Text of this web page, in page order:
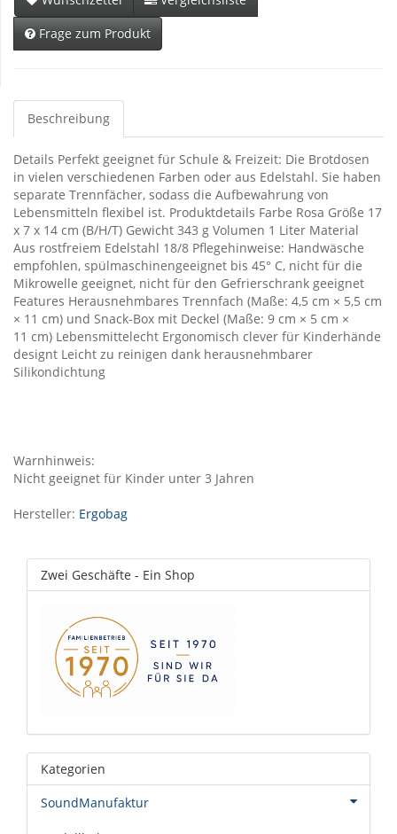
Frage zum Produkt
Beschreibung
Details Perfekt geeignet für Schule & Freizeit: Die Brotdosen
in vielen verschiedenen Farben oder aus Edelstahl. Sie haben
separate Trennfächer, sodass die Aufbewahrung von
Lebensmitteln flexibel ist. Produktdetails Farbe Rosa Größe 17
x 7 x 14 cm (B/H/T) Gewicht 343 g Volumen 1 Liter Material
Aus rostfreiem Edelstahl 18/8 Pflegehinweise: Handwäsche
empfohlen, spülmaschinengeeignet bis 45° C, nicht für die
Mikrowelle geeignet, nicht für den Gefrierschrank geeignet
Features Herausnehmbares Trennfach (Maße: 4,5 cm × 5,5 cm
× 11 cm) und Snack-Box mit Deckel (Maße: 9 cm × 5 cm ×
11 cm) Lebensmittelecht Ergonomisch clever für Kinderhände
designt Leicht zu reinigen dank herausnehmbarer
Silikondichtung
Warnhinweis:
Nicht geeignet für Kinder unter 3 Jahren
Hersteller: Ergobag
Zwei Geschäfte - Ein Shop
Kategorien
SoundManufaktur